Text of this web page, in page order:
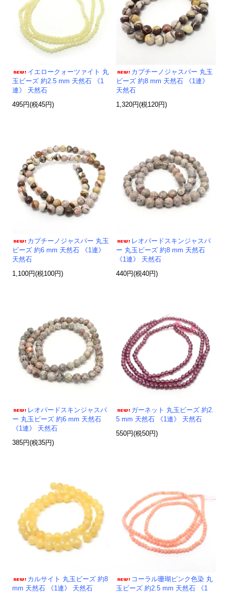
イエロークォーツァイト 丸
玉ビーズ 約2.5 mm 天然石 《1
連》 天然石
495円(税45円)
カプチーノジャスパー 丸玉
ビーズ 約8 mm 天然石 《1連》
天然石
1,320円(税120円)
カプチーノジャスパー 丸玉
ビーズ 約6 mm 天然石 《1連》
天然石
1,100円(税100円)
レオパードスキンジャスパ
ー 丸玉ビーズ 約8 mm 天然石
《1連》 天然石
440円(税40円)
レオパードスキンジャスパ
ー 丸玉ビーズ 約6 mm 天然石
《1連》 天然石
385円(税35円)
ガーネット 丸玉ビーズ 約2.
5 mm 天然石 《1連》 天然石
550円(税50円)
カルサイト 丸玉ビーズ 約8
mm 天然石 《1連》 天然石
コーラル珊瑚ピンク色染 丸
玉ビーズ 約2.5 mm 天然石 《1